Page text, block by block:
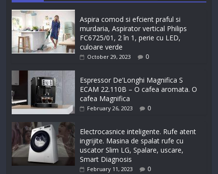
Aspira comod si efcient praful si
murdaria, Aspirator vertical Philips
FC6725/01, 2 în 1, perie cu LED,
culoare verde
October 29, 2023 0
Espressor De’Longhi Magnifica S
ECAM 22.110B – O cafea aromata. O
cafea Magnifica
February 26, 2023 0
Electrocasnice inteligente. Rufe atent
ingrijite. Masina de spalat rufe cu
uscator Slim LG, Spalare, uscare,
Smart Diagnosis
February 11, 2023 0